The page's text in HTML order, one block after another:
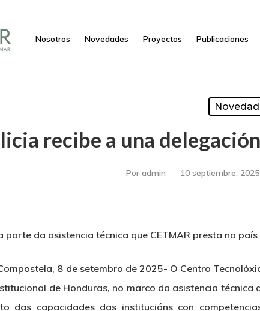
Nosotros Novedades Proyectos Publicaciones
recibe a una
Por admin 10 septiembre, 2025
parte da asistencia técnica que CETMAR presta no
8 de setembro de 2025- O Centro
de Honduras, no marco da asistencia técnica
das capacidades das institucións con